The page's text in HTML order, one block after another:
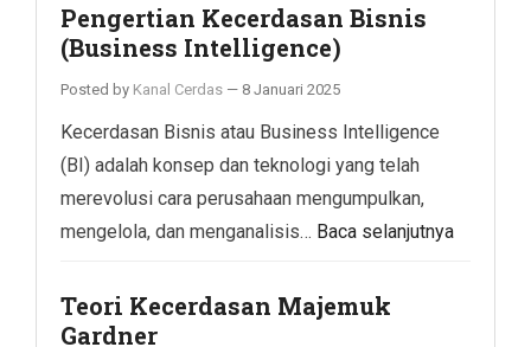
Pengertian Kecerdasan Bisnis
(Business Intelligence)
Posted by Kanal Cerdas — 8 Januari 2025
Kecerdasan Bisnis atau Business Intelligence
(BI) adalah konsep dan teknologi yang telah
merevolusi cara perusahaan mengumpulkan,
mengelola, dan menganalisis… Baca selanjutnya
Teori Kecerdasan Majemuk
Gardner